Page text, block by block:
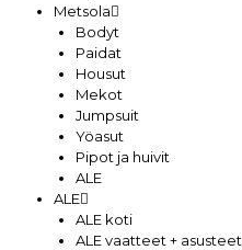
Metsola
Bodyt
Paidat
Housut
Mekot
Jumpsuit
Yöasut
Pipot ja huivit
ALE
ALE
ALE koti
ALE vaatteet + asusteet